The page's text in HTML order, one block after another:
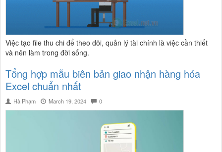
Việc tạo file thu chi để theo dõi, quản lý tài chính là việc cần thiết
và nên làm trong đời sống.
Tổng hợp mẫu biên bản giao nhận hàng hóa
Excel chuẩn nhất
Hà Phạm March 19, 2024 0